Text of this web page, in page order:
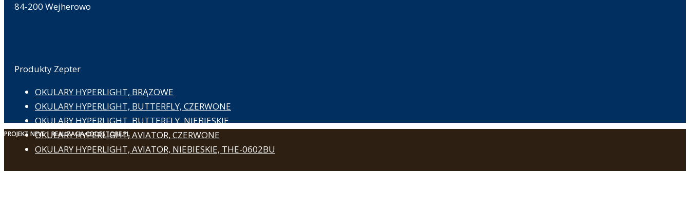
84-200 Wejherowo
Produkty Zepter
OKULARY HYPERLIGHT, BRĄZOWE
OKULARY HYPERLIGHT, BUTTERFLY, CZERWONE
OKULARY HYPERLIGHT, BUTTERFLY, NIEBIESKIE
OKULARY HYPERLIGHT, AVIATOR, CZERWONE
OKULARY HYPERLIGHT, AVIATOR, NIEBIESKIE, THE-0602BU
PROJEKT NEVE | REALIZACJACODESTORE.PL